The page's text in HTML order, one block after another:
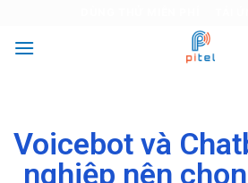
Voicebot và
nghiệp nên